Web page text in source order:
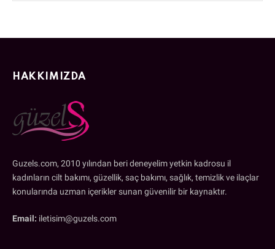
HAKKIMIZDA
Guzels.com, 2010 yılından beri deneyelim yetkin kadrosu il
kadınların cilt bakımı, güzellik, saç bakımı, sağlık, temizlik ve ilaçlar
konularında uzman içerikler sunan güvenilir bir kaynaktır.
Email: iletisim@guzels.com